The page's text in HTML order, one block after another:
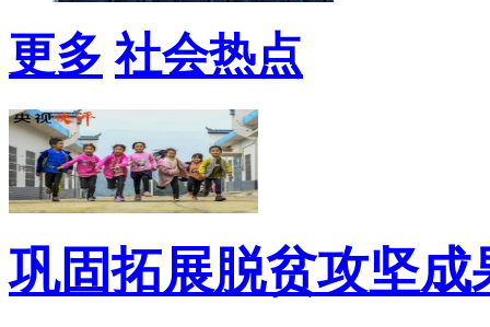
更多 社会热点
巩固拓展脱贫攻坚成